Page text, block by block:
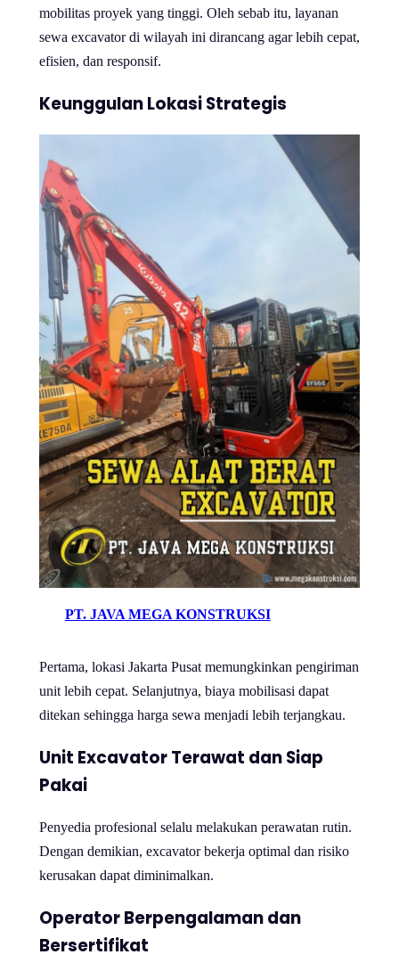
mobilitas proyek yang tinggi. Oleh sebab itu, layanan
sewa excavator di wilayah ini dirancang agar lebih cepat,
efisien, dan responsif.
Keunggulan Lokasi Strategis
PT. JAVA MEGA KONSTRUKSI
Pertama, lokasi Jakarta Pusat memungkinkan pengiriman
unit lebih cepat. Selanjutnya, biaya mobilisasi dapat
ditekan sehingga harga sewa menjadi lebih terjangkau.
Unit Excavator Terawat dan Siap
Pakai
Penyedia profesional selalu melakukan perawatan rutin.
Dengan demikian, excavator bekerja optimal dan risiko
kerusakan dapat diminimalkan.
Operator Berpengalaman dan
Bersertifikat